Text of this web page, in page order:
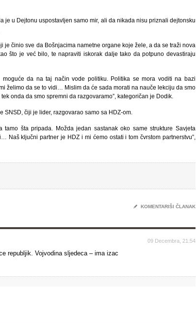
je u Dejtonu uspostavljen samo mir, ali da nikada nisu priznali dejtonsku
je činio sve da Bošnjacima nametne organe koje žele, a da se traži nova
što je već bilo, te napraviti iskorak dalje tako da potpuno devastiraju
da na taj način vode politiku. Politika se mora voditi na bazi
želimo da se to vidi… Mislim da će sada morati na nauče lekciju da smo
onda da smo spremni da razgovaramo”, kategoričan je Dodik.
SNSD, čiji je lider, razgovarao samo sa HDZ-om.
šta pripada. Možda jedan sastanak oko same strukture Savjeta
Naš ključni partner je HDZ i mi ćemo ostati i tom čvrstom partnerstvu”,
✎ KOMENTARIŠI ČLANAK
09 Decembra, 21:54
republjik. Vojvodina sljedeca – ima izac